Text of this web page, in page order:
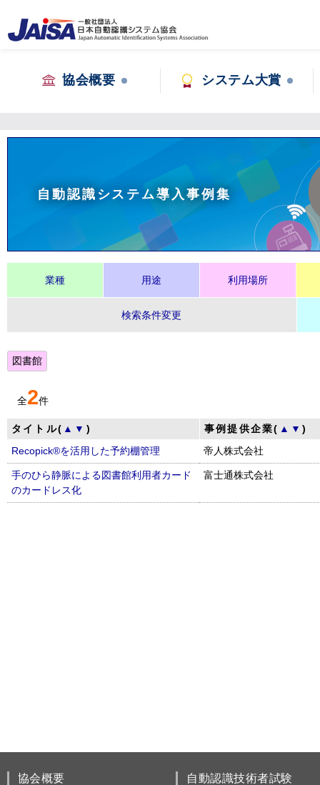
協会概要 システム大賞
自動認識システム導入事例集
業種 用途 利用場所
検索条件変更
図書館
全2件
タイトル( ▲ ▼ ) 事例提供企業( ▲ ▼)
Recopick®を活用した予約棚管理
帝人株式会社
手のひら静脈による図書館利用者カード
のカードレス化
富士通株式会社
協会概要 自動認識技術者試験